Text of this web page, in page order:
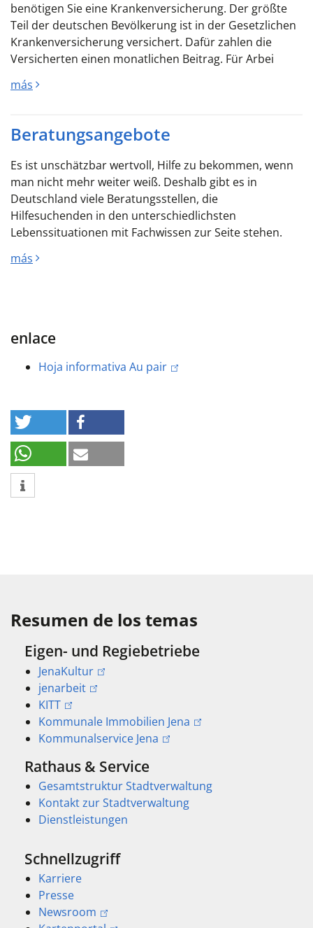
benötigen Sie eine Krankenversicherung. Der größte
Teil der deutschen Bevölkerung ist in der Gesetzlichen
Krankenversicherung versichert. Dafür zahlen die
Versicherten einen monatlichen Beitrag. Für Arbei
más
Beratungsangebote
Es ist unschätzbar wertvoll, Hilfe zu bekommen, wenn
man nicht mehr weiter weiß. Deshalb gibt es in
Deutschland viele Beratungsstellen, die
Hilfesuchenden in den unterschiedlichsten
Lebenssituationen mit Fachwissen zur Seite stehen.
más
enlace
Hoja informativa Au pair
Resumen de los temas
Eigen- und Regiebetriebe
JenaKultur
jenarbeit
KITT
Kommunale Immobilien Jena
Kommunalservice Jena
Rathaus & Service
Gesamtstruktur Stadtverwaltung
Kontakt zur Stadtverwaltung
Dienstleistungen
Schnellzugriff
Karriere
Presse
Newsroom